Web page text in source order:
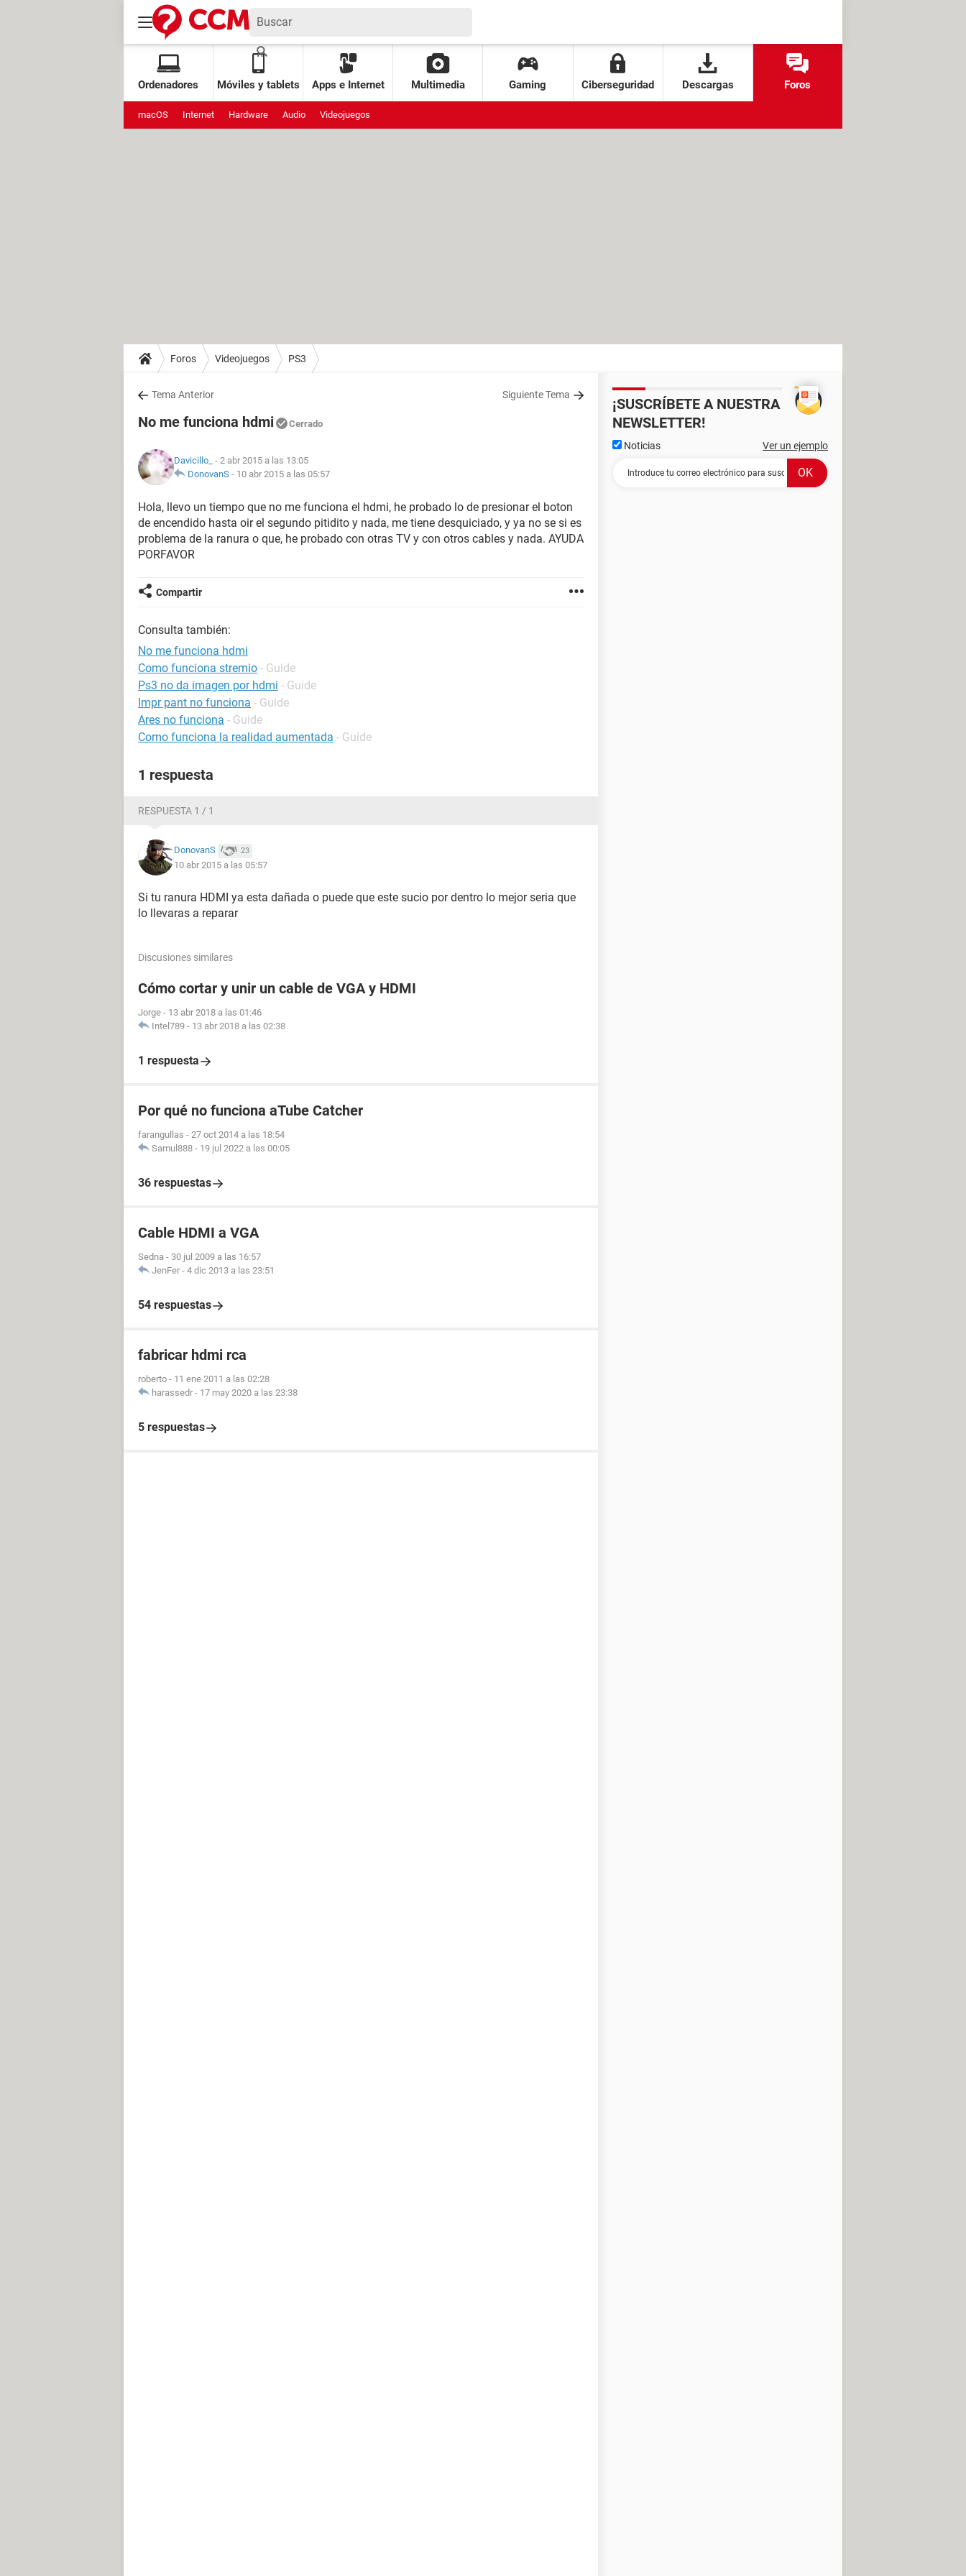
Ordenadores Móviles y tablets Apps e Internet Multimedia Gaming Ciberseguridad Descargas Foros
macOS Internet Hardware Audio Videojuegos
Foros Videojuegos PS3
Tema Anterior Siguiente Tema
No me funciona hdmi Cerrado
Davicillo_ - 2 abr 2015 a las 13:05
DonovanS - 10 abr 2015 a las 05:57
Hola, llevo un tiempo que no me funciona el hdmi, he probado lo de presionar el boton
de encendido hasta oir el segundo pitidito y nada, me tiene desquiciado, y ya no se si es
problema de la ranura o que, he probado con otras TV y con otros cables y nada. AYUDA
PORFAVOR
Compartir
Consulta también:
No me funciona hdmi
Como funciona stremio - Guide
Ps3 no da imagen por hdmi - Guide
Impr pant no funciona - Guide
Ares no funciona - Guide
Como funciona la realidad aumentada - Guide
1 respuesta
RESPUESTA 1 / 1
DonovanS 23
10 abr 2015 a las 05:57
Si tu ranura HDMI ya esta dañada o puede que este sucio por dentro lo mejor seria que
lo llevaras a reparar
Discusiones similares
Cómo cortar y unir un cable de VGA y HDMI
Jorge - 13 abr 2018 a las 01:46
Intel789 - 13 abr 2018 a las 02:38
1 respuesta
Por qué no funciona aTube Catcher
farangullas - 27 oct 2014 a las 18:54
Samul888 - 19 jul 2022 a las 00:05
36 respuestas
Cable HDMI a VGA
Sedna - 30 jul 2009 a las 16:57
JenFer - 4 dic 2013 a las 23:51
54 respuestas
fabricar hdmi rca
roberto - 11 ene 2011 a las 02:28
harassedr - 17 may 2020 a las 23:38
5 respuestas
¡SUSCRÍBETE A NUESTRA
NEWSLETTER!
Noticias Ver un ejemplo